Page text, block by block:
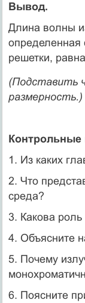
Вывод.
Длина волны
решетки,
(Подставить
размерность.)
Контрольные
1. Из каких
2. Что
среда?
3. Какова роль
4. Объясните
5. Почему
6. Поясните